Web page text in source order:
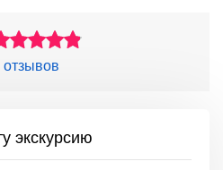
экскурсию